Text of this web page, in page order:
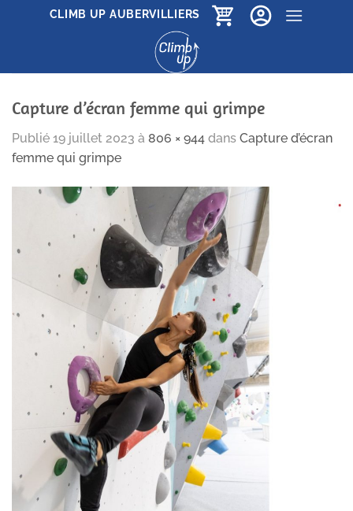
CLIMB UP AUBERVILLIERS
Capture d’écran femme qui grimpe
Publié 19 juillet 2023 à 806 × 944 dans Capture d’écran
femme qui grimpe